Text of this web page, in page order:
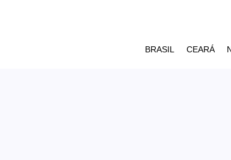
BRASIL CEARÁ